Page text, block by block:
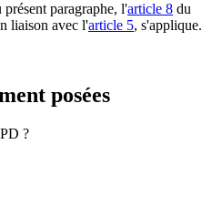
paragraphe, l'article 8 du
liaison avec l'article 5, s'applique.
posées
?